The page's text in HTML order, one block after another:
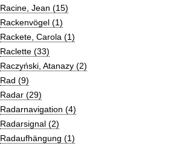
Racine, Jean (15)
Rackenvögel (1)
Rackete, Carola (1)
Raclette (33)
Raczyński, Atanazy (2)
Rad (9)
Radar (29)
Radarnavigation (4)
Radarsignal (2)
Radaufhängung (1)